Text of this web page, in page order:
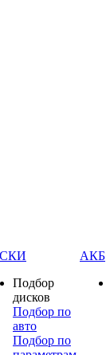
Подбор
дисков
Подбор по
авто
Подбор по
АКБ